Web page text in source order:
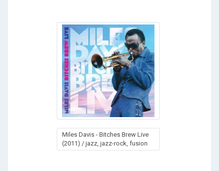
Miles Davis - Bitches Brew Live
(2011) / jazz, jazz-rock, fusion